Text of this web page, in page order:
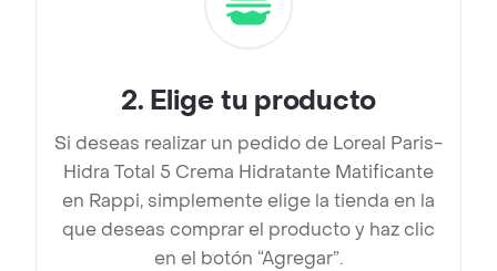
2. Elige tu producto
Si deseas realizar un pedido de Loreal Paris-
Hidra Total 5 Crema Hidratante Matificante
en Rappi, simplemente elige la tienda en la
que deseas comprar el producto y haz clic
en el botón “Agregar”.